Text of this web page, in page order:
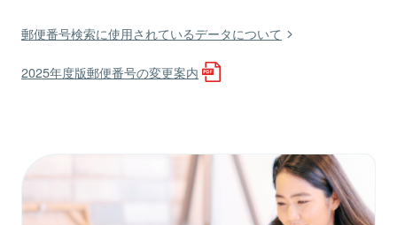
郵便番号検索に使用されているデータについて
2025年度版郵便番号の変更案内